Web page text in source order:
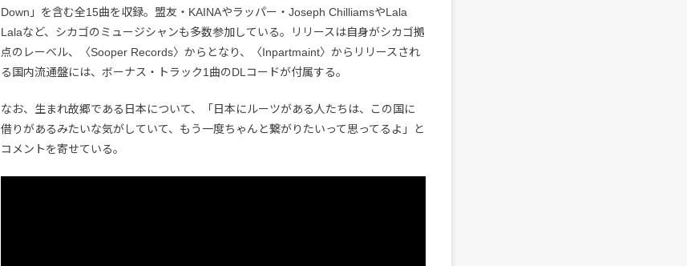
Down」を含む全15曲を収録。盟友・KAINAやラッパー・Joseph ChilliamsやLala
Lalaなど、シカゴのミュージシャンも多数参加している。リリースは自身がシカゴ拠
点のレーベル、〈Sooper Records〉からとなり、〈Inpartmaint〉からリリースされ
る国内流通盤には、ボーナス・トラック1曲のDLコードが付属する。
なお、生まれ故郷である日本について、「日本にルーツがある人たちは、この国に
借りがあるみたいな気がしていて、もう一度ちゃんと繋がりたいって思ってるよ」と
コメントを寄せている。